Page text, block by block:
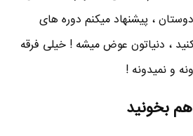
، پیشنهاد میکنم دوره های
، دنیاتون عوض میشه ! خیلی فرقه
و نمیدونه !
بخونید